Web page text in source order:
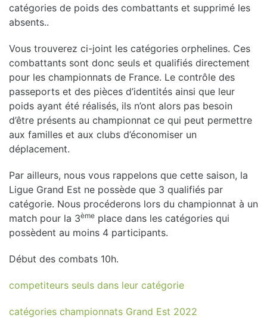
catégories de poids des combattants et supprimé les
absents..
Vous trouverez ci-joint les catégories orphelines. Ces
combattants sont donc seuls et qualifiés directement
pour les championnats de France. Le contrôle des
passeports et des pièces d’identités ainsi que leur
poids ayant été réalisés, ils n’ont alors pas besoin
d’être présents au championnat ce qui peut permettre
aux familles et aux clubs d’économiser un
déplacement.
Par ailleurs, nous vous rappelons que cette saison, la
Ligue Grand Est ne possède que 3 qualifiés par
catégorie. Nous procéderons lors du championnat à un
match pour la 3ème place dans les catégories qui
possèdent au moins 4 participants.
Début des combats 10h.
competiteurs seuls dans leur catégorie
catégories championnats Grand Est 2022